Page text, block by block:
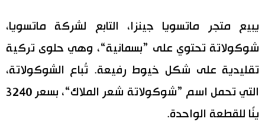
صور
أشخاص
الأكثر تفاعلا
اللغة اليابانية تواصل معنا
يبيع متجر ماتسويا جينزا، التابع لشركة ماتسويا،
شوكولاتة تحتوي على ”بسمانية“، وهي حلوى تركية
تقليدية على شكل خيوط رفيعة. تُباع الشوكولاتة،
التي تحمل اسم ”شوكولاتة شعر الملاك“، بسعر 3240
ينًا للقطعة الواحدة.